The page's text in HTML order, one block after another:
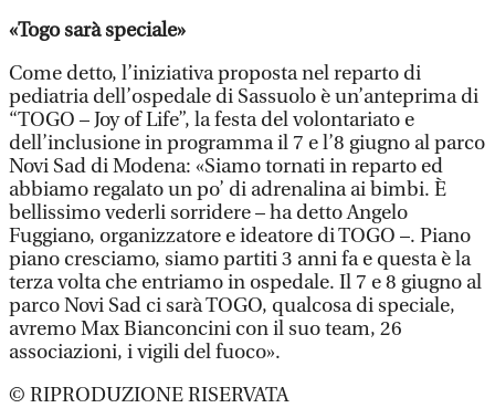
«Togo sarà speciale»
Come detto, l’iniziativa proposta nel reparto di
pediatria dell’ospedale di Sassuolo è un’anteprima di
“TOGO – Joy of Life”, la festa del volontariato e
dell’inclusione in programma il 7 e l’8 giugno al parco
Novi Sad di Modena: «Siamo tornati in reparto ed
abbiamo regalato un po’ di adrenalina ai bimbi. È
bellissimo vederli sorridere – ha detto Angelo
Fuggiano, organizzatore e ideatore di TOGO –. Piano
piano cresciamo, siamo partiti 3 anni fa e questa è la
terza volta che entriamo in ospedale. Il 7 e 8 giugno al
parco Novi Sad ci sarà TOGO, qualcosa di speciale,
avremo Max Bianconcini con il suo team, 26
associazioni, i vigili del fuoco».
© RIPRODUZIONE RISERVATA